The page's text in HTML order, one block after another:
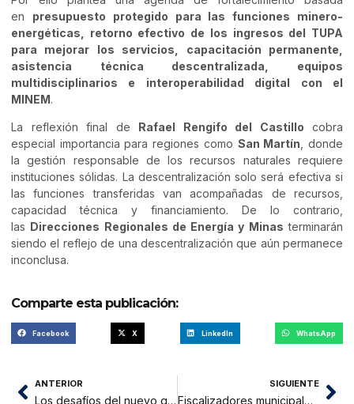
en presupuesto protegido para las funciones minero-
energéticas, retorno efectivo de los ingresos del TUPA
para mejorar los servicios, capacitación permanente,
asistencia técnica descentralizada, equipos
multidisciplinarios e interoperabilidad digital con el
MINEM.
La reflexión final de Rafael Rengifo del Castillo cobra
especial importancia para regiones como San Martín , donde
la gestión responsable de los recursos naturales requiere
instituciones sólidas. La descentralización solo será efectiva si
las funciones transferidas van acompañadas de recursos,
capacidad técnica y financiamiento. De lo contrario,
las Direcciones Regionales de Energía y Minas terminarán
siendo el reflejo de una descentralización que aún permanece
inconclusa.
Comparte esta publicación:
Facebook X LinkedIn WhatsApp
ANTERIOR
Los desafíos del nuevo gobierno: Seguridad, crecimiento y la Amazonía que no puede seguir esperando
SIGUIENTE
Fiscalizadores municipales impiden fiesta que bloqueaba vía pública en barrio Comercio de Tarapoto